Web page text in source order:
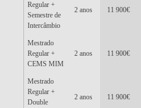
Regular +
Semestre de
Intercâmbio
2 anos 11 900€
Mestrado
Regular +
CEMS MIM
2 anos 11 900€
Mestrado
Regular +
Double
2 anos 11 900€